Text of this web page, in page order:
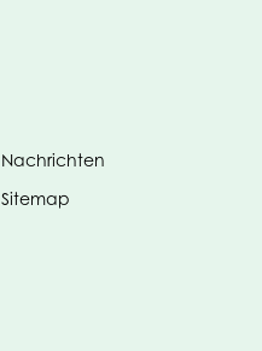
Nachrichten
Sitemap